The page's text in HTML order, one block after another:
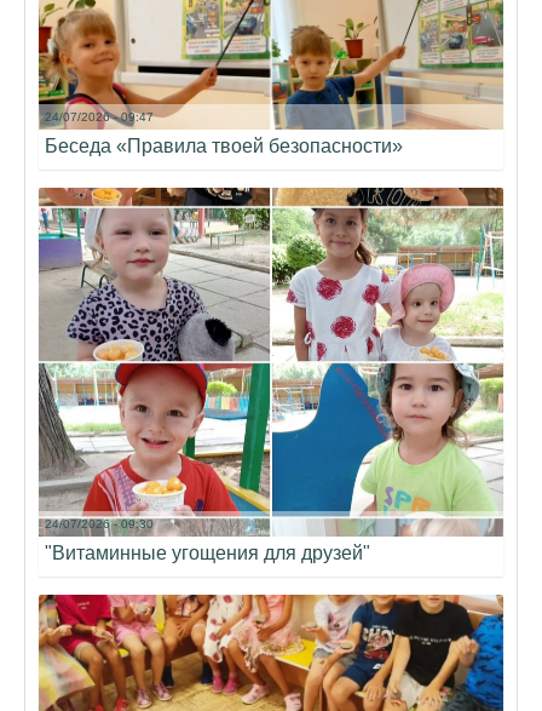
24/07/2026 - 09:47
Беседа «Правила твоей безопасности»
24/07/2026 - 09:30
"Витаминные угощения для друзей"